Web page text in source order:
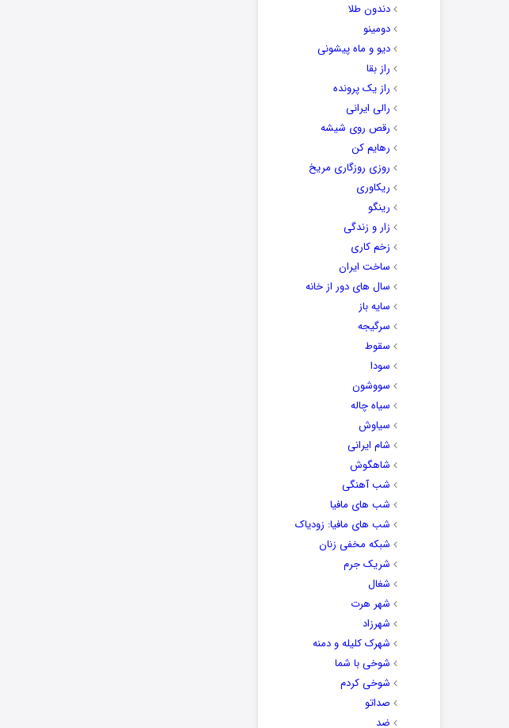
دندون طلا
دومینو
دیو و ماه پیشونی
راز بقا
راز یک پرونده
رالی ایرانی
رقص روی شیشه
رهایم کن
روزی روزگاری مریخ
ریکاوری
رینگو
زار و زندگی
زخم کاری
ساخت ایران
سال های دور از خانه
سایه باز
سرگیجه
سقوط
سودا
سووشون
سیاه چاله
سیاوش
شام ایرانی
شاهگوش
شب آهنگی
شب های مافیا
شب های مافیا: زودیاک
شبکه مخفی زنان
شریک جرم
شغال
شهر هرت
شهرزاد
شهرک کلیله و دمنه
شوخی با شما
شوخی کردم
صداتو
ضد